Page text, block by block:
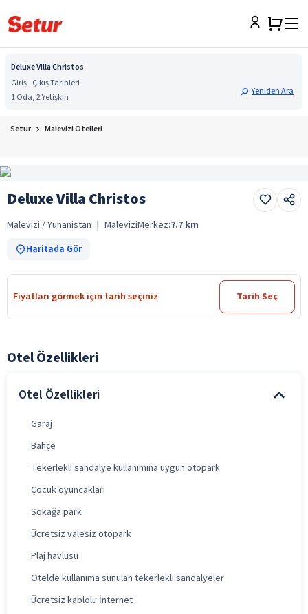
Deluxe Villa Christos
Giriş - Çıkış Tarihleri
1 Oda, 2 Yetişkin
Yeniden Ara
Setur Malevizi Otelleri
Deluxe Villa Christos
Malevizi / Yunanistan | MaleviziMerkez:7.7 km
Haritada Gör
Fiyatları görmek için tarih seçiniz Tarih Seç
Otel Özellikleri
Otel Özellikleri
Garaj
Bahçe
Tekerlekli sandalye kullanımına uygun otopark
Çocuk oyuncakları
Sokağa park
Ücretsiz valesiz otopark
Plaj havlusu
Otelde kullanıma sunulan tekerlekli sandalyeler
Ücretsiz kablolu İnternet